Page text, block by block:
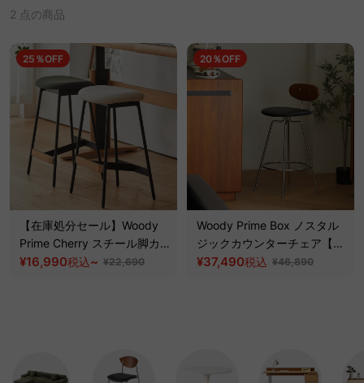
2 点の商品
25％OFF
【在庫処分セール】Woody
Prime Cherry スチール脚カ
ウンターチェア【高級天然チ
¥16,990税込~ ¥22,690
20％OFF
Woody Prime Box ノスタル
ジックカウンターチェア【高
級天然ツゲ材】
¥37,490税込 ¥46,890